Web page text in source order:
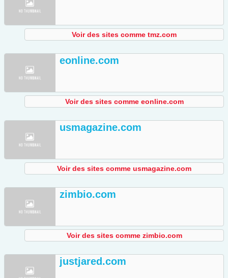
Voir des sites comme tmz.com
eonline.com
Voir des sites comme eonline.com
usmagazine.com
Voir des sites comme usmagazine.com
zimbio.com
Voir des sites comme zimbio.com
justjared.com